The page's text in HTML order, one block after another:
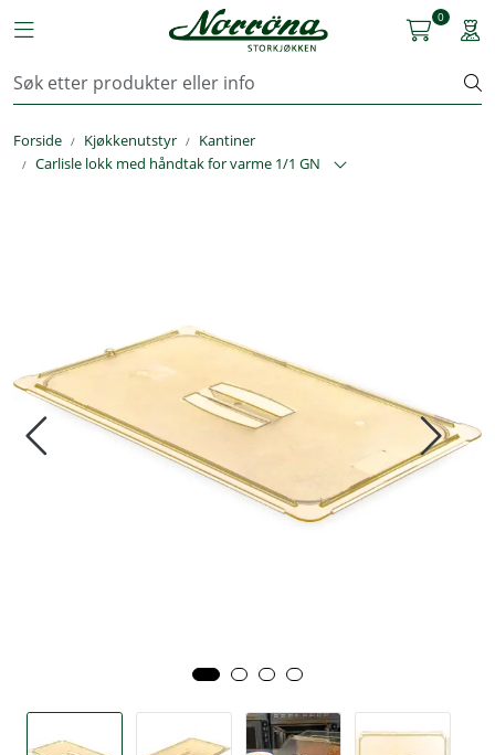
Toggle navigation
0
Forside Kjøkkenutstyr
Kantiner
Carlisle lokk med håndtak for varme 1/1 GN
Kjøkkenutstyr
Storkjøkken
Service
OUTLET